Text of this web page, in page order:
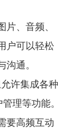
、音频、
户可以轻松
通。
许集成各种
理等功能。
要高频互动